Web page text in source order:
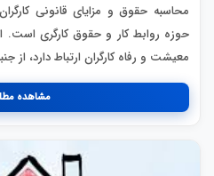
محاسبه حقوق و مزایای قانونی
حوزه روابط کار و حقوق کارگری
معیشت و رفاه کارگران ارتباط دارد،
مشاهده